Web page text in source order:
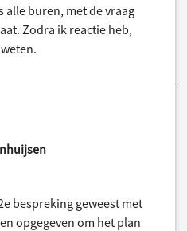
alle buren, met de vraag
Zodra ik reactie heb,
bespreking geweest met
opgegeven om het plan